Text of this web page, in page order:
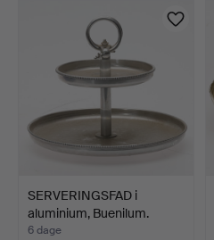
SERVERINGSFAD i
aluminium, Buenilum.
6 dage